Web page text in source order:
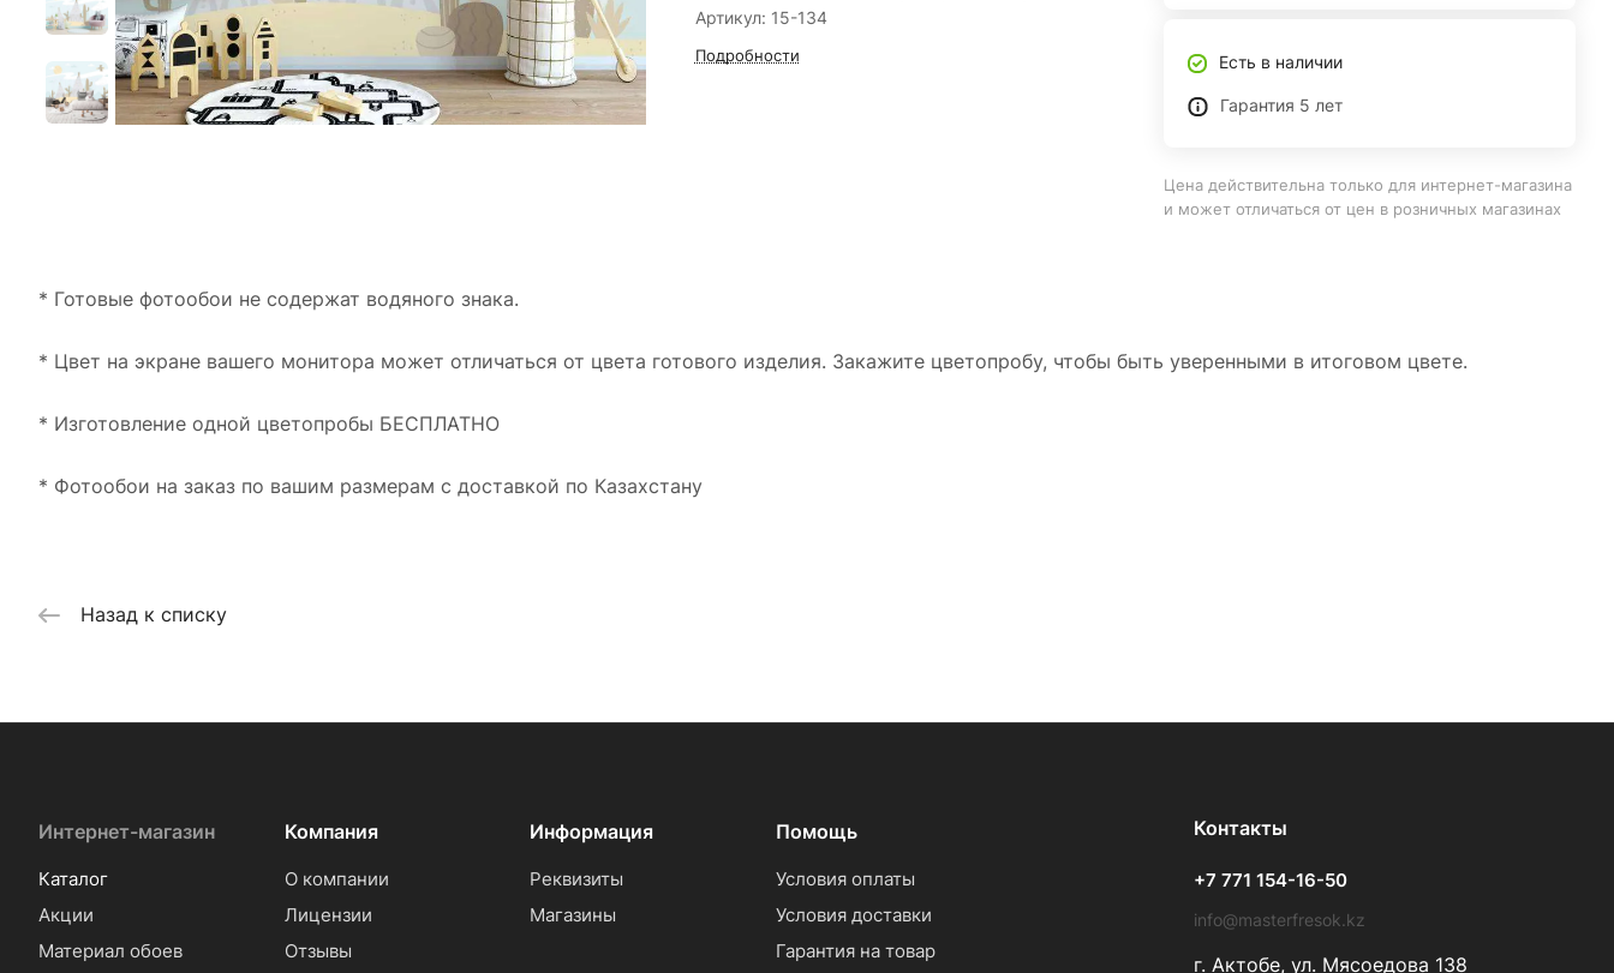
Артикул: 15-134
Подробности Есть в наличии
Гарантия 5 лет
Цена действительна только для интернет-магазина
и может отличаться от цен в розничных магазинах
* Готовые фотообои не содержат водяного знака.
* Цвет на экране вашего монитора может отличаться от цвета готового изделия. Закажите цветопробу, чтобы быть уверенными в итоговом цвете.
* Изготовление одной цветопробы БЕСПЛАТНО
* Фотообои на заказ по вашим размерам с доставкой по Казахстану
Назад к списку
Интернет-магазин
Каталог
Акции
Материал обоев
Компания
О компании
Лицензии
Отзывы
Информация
Реквизиты
Магазины
Помощь
Условия оплаты
Условия доставки
Гарантия на товар
Контакты
+7 771 154-16-50
info@masterfresok.kz
г. Актобе, ул. Мясоедова 138